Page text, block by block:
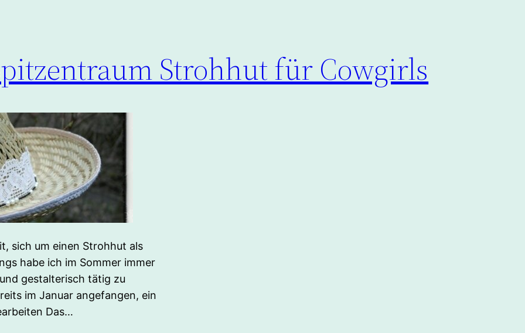
Strohhut für Cowgirls
sich um einen Strohhut als
habe ich im Sommer immer
gestalterisch tätig zu
im Januar angefangen, ein
Das…